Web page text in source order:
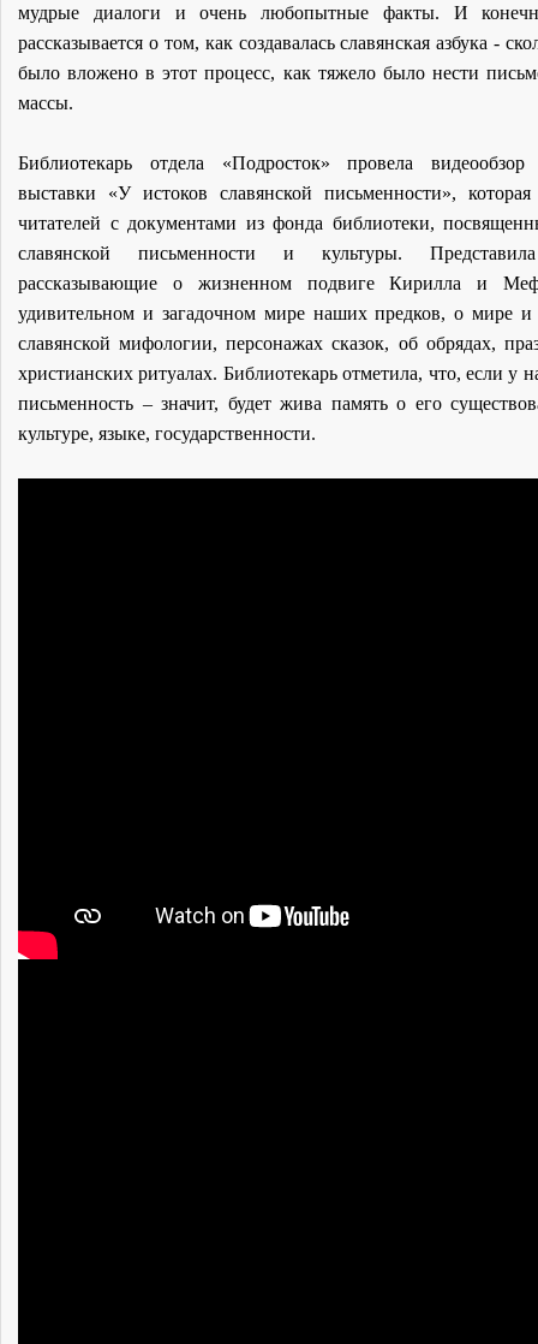
мудрые диалоги и очень любопытные факты. И
рассказывается о том, как создавалась славянская азбука -
было вложено в этот процесс, как тяжело было нести
массы.
Библиотекарь отдела «Подросток» провела
выставки «У истоков славянской письменности», которая
читателей с документами из фонда библиотеки,
славянской письменности и культуры.
рассказывающие о жизненном подвиге Кирилла и
удивительном и загадочном мире наших предков, о мире и
славянской мифологии, персонажах сказок, об обрядах,
христианских ритуалах. Библиотекарь отметила, что, если у
письменность – значит, будет жива память о его
культуре, языке, государственности.